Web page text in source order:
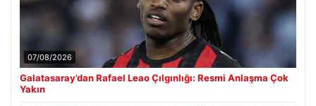
07/08/2026
Galatasaray’dan Rafael Leao Çılgınlığı: Resmi Anlaşma Çok
Yakın